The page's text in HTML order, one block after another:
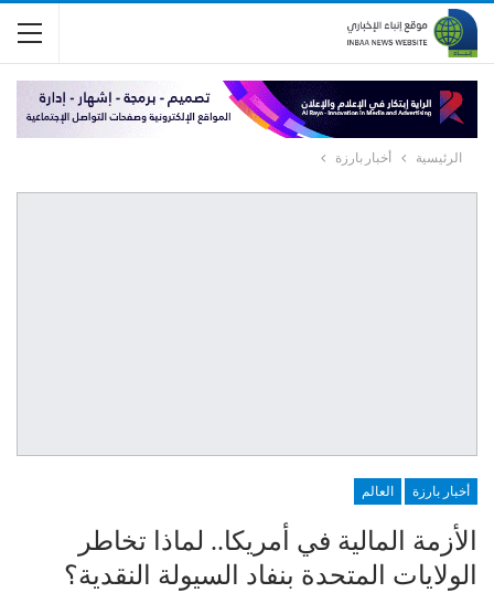
الرئيسية أخبار بارزة
أخبار بارزة العالم
الأزمة المالية في أمريكا.. لماذا تخاطر
الولايات المتحدة بنفاد السيولة النقدية؟